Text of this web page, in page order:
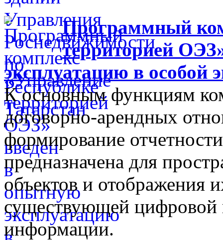
Программный
территорией
эксплуатацию в особой
К основным функциям
договорно-арендных
формирование
предназначена для
объектов и отображения
существующей цифровой
информации.